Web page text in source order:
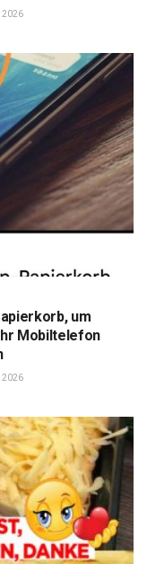
2026
um
Mobiltelefon
2026